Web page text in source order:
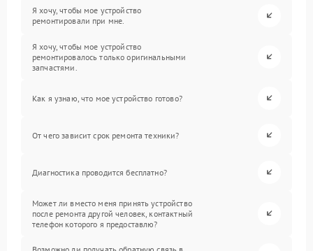
Я хочу, чтобы мое устройство
ремонтировали при мне.
Я хочу, чтобы мое устройство
ремонтировалось только оригинальными
запчастями.
Как я узнаю, что мое устройство готово?
От чего зависит срок ремонта техники?
Диагностика проводится бесплатно?
Может ли вместо меня принять устройство
после ремонта другой человек, контактный
телефон которого я предоставлю?